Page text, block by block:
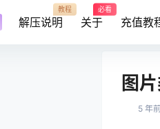
解压说明
教程
关于
必看
充值教
图
5 年